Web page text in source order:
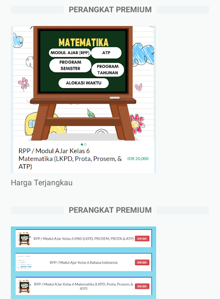
PERANGKAT PREMIUM
Harga Terjangkau
PERANGKAT PREMIUM